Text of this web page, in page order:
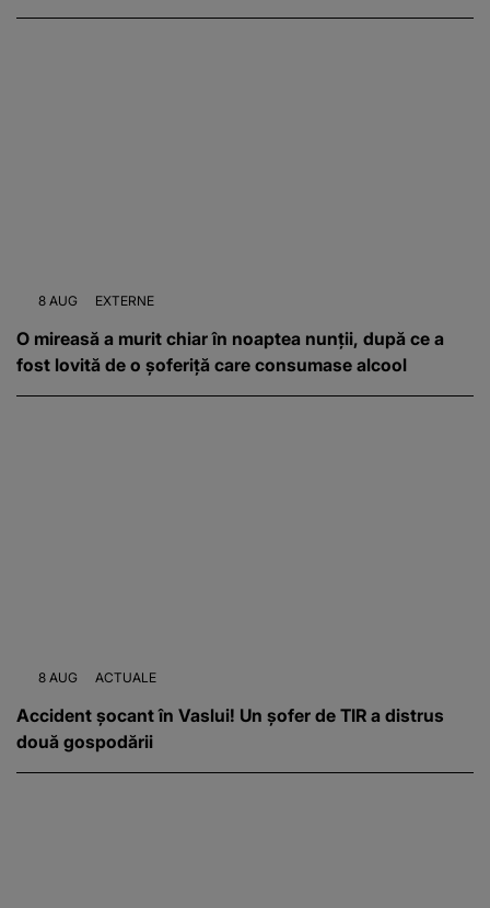
8 AUG EXTERNE
O mireasă a murit chiar în noaptea nunții, după ce a
fost lovită de o șoferiță care consumase alcool
8 AUG ACTUALE
Accident șocant în Vaslui! Un șofer de TIR a distrus
două gospodării